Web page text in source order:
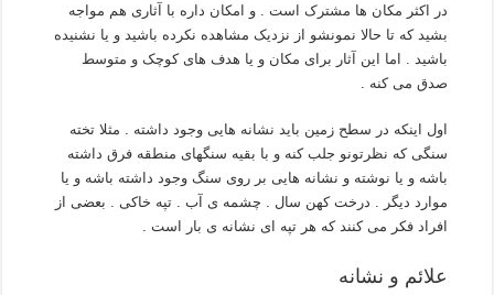
در اکثر مکان ها مشترک است . و امکان داره با آثاری هم مواجه
بشید که تا حالا نمونشو از نزدیک مشاهده نکرده باشید و یا نشنیده
باشید . اما این آثار برای مکان و یا هدف های کوچک و متوسط
صدق می کنه .
اول اینکه در سطح زمین باید نشانه هایی وجود داشته . مثلا تخته
سنگی که نظرتونو جلب کنه و با بقیه سنگهای منطقه فرق داشته
باشه و یا نوشته و نشانه هایی بر روی سنگ وجود داشته باشه و یا
موارد دیگر . درخت کهن سال . چشمه ی آب . تپه خاکی . بعضی از
افراد فکر می کنند که هر تپه ای نشانه ی بار است .
علائم و نشانه